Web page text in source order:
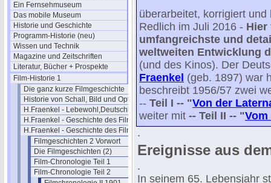
Ein Fernsehmuseum
Das mobile Museum
Historie und Geschichte
Programm-Historie (neu)
Wissen und Technik
Magazine und Zeitschriften
Literatur, Bücher + Prospekte
Film-Historie 1
Die ganz kurze Filmgeschichte
Historie von Schall, Bild und Optik
H.Fraenkel - Lebewohl,Deutschland
H.Fraenkel - Geschichte des Films 1
H.Fraenkel - Geschichte des Films 2
Filmgeschichten 2 Vorwort
Die Filmgeschichten (2)
Film-Chronologie Teil 1
Film-Chronologie Teil 2
überarbeitet, korrigiert
Redlich im Juli 2016 - Hier
umfangreichste und
weltweiten Entwicklung
(und des Kinos). Der
Fraenkel (geb. 1897) war
beschreibt 1956/57 zwei
-- Teil I -- "Von der
weiter mit -- Teil II -- "
.
Ereignisse aus
.
In seinem 65. Lebensjahr